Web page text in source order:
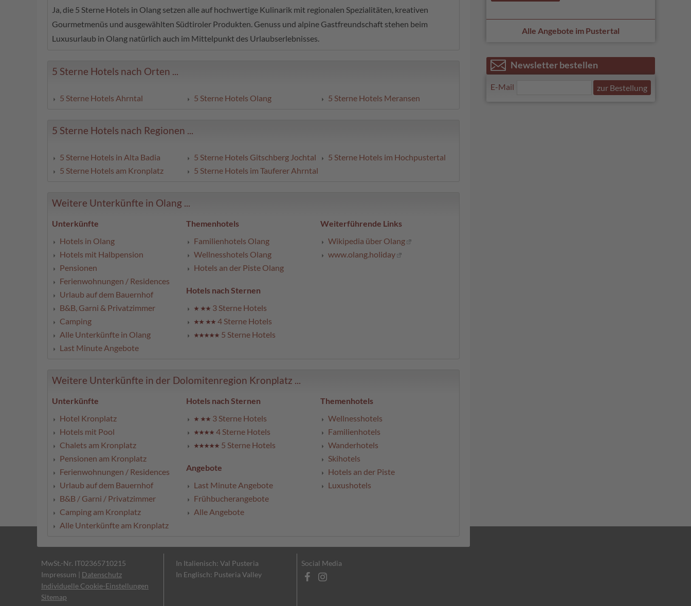
Ja, die 5 Sterne Hotels in Olang setzen alle auf hochwertige Kulinarik mit regionalen Spezialitäten, kreativen
Gourmetmenüs und ausgewählten Südtiroler Produkten. Genuss und alpine Gastfreundschaft stehen beim
Luxusurlaub in Olang natürlich auch im Mittelpunkt des Urlaubserlebnisses.
5 Sterne Hotels nach Orten ...
5 Sterne Hotels Ahrntal 5 Sterne Hotels Olang 5 Sterne Hotels Meransen
5 Sterne Hotels nach Regionen ...
5 Sterne Hotels in Alta Badia
5 Sterne Hotels am Kronplatz
5 Sterne Hotels Gitschberg Jochtal
5 Sterne Hotels im Tauferer Ahrntal
5 Sterne Hotels im Hochpustertal
Weitere Unterkünfte in Olang ...
Unterkünfte
Hotels in Olang
Hotels mit Halbpension
Pensionen
Ferienwohnungen / Residences
Urlaub auf dem Bauernhof
B&B, Garni & Privatzimmer
Camping
Alle Unterkünfte in Olang
Last Minute Angebote
Themenhotels
Familienhotels Olang
Wellnesshotels Olang
Hotels an der Piste Olang
Hotels nach Sternen
3 Sterne Hotels
4 Sterne Hotels
5 Sterne Hotels
Weiterführende Links
Wikipedia über Olang
www.olang.holiday
Weitere Unterkünfte in der Dolomitenregion Kronplatz ...
Unterkünfte
Hotel Kronplatz
Hotels mit Pool
Chalets am Kronplatz
Pensionen am Kronplatz
Ferienwohnungen / Residences
Urlaub auf dem Bauernhof
B&B / Garni / Privatzimmer
Camping am Kronplatz
Alle Unterkünfte am Kronplatz
Hotels nach Sternen
3 Sterne Hotels
4 Sterne Hotels
5 Sterne Hotels
Angebote
Last Minute Angebote
Frühbucherangebote
Alle Angebote
Themenhotels
Wellnesshotels
Familienhotels
Wanderhotels
Skihotels
Hotels an der Piste
Luxushotels
Alle Angebote im Pustertal
Newsletter bestellen
E-Mail
MwSt.-Nr. IT02365710215
Impressum | Datenschutz
Individuelle Cookie-Einstellungen
Sitemap
In Italienisch: Val Pusteria
In Englisch: Pusteria Valley
Social Media